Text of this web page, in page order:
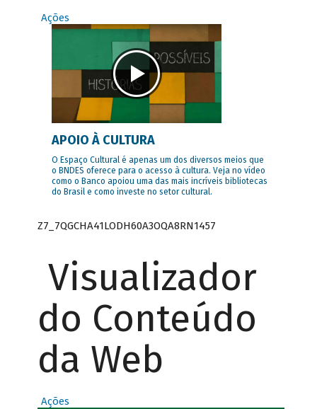
Ações
APOIO À CULTURA
O Espaço Cultural é apenas um dos diversos meios que
o BNDES oferece para o acesso à cultura. Veja no vídeo
como o Banco apoiou uma das mais incríveis bibliotecas
do Brasil e como investe no setor cultural.
Z7_7QGCHA41LODH60A3OQA8RN1457
Visualizador
do Conteúdo
da Web
Ações